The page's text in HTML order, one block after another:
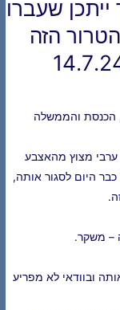
שעברו
הזה
הכנסת והממשלה
ערבי מצוץ מהאצבע
היום לסגור אותה,
– משקר.
ובוודאי לא מפריע